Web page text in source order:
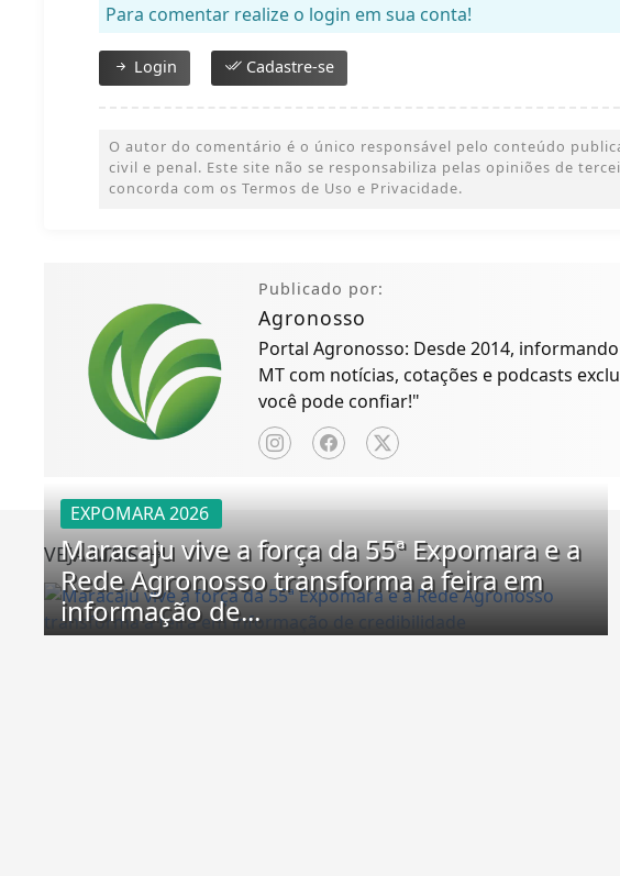
Para comentar realize o login em sua conta!
Login Cadastre-se
O autor do comentário é o único responsável pelo conteúdo
civil e penal. Este site não se responsabiliza pelas opiniões de
concorda com os Termos de Uso e Privacidade.
Publicado por:
Agronosso
Portal Agronosso: Desde 2014,
MT com notícias, cotações e podcasts
você pode confiar!"
VEJA MAIS
EXPOMARA 2026
Maracaju vive a força da 55ª Expomara e a
Rede Agronosso transforma a feira em
informação de...